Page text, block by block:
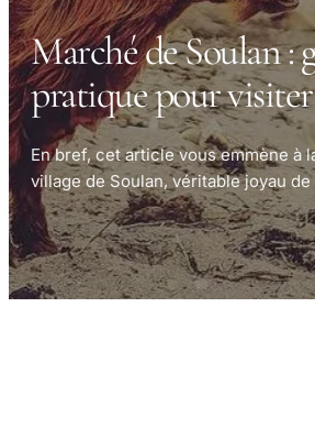
Marché de Soulan :
pratique pour
En bref, cet article vous emmène à
village de Soulan, véritable joyau de